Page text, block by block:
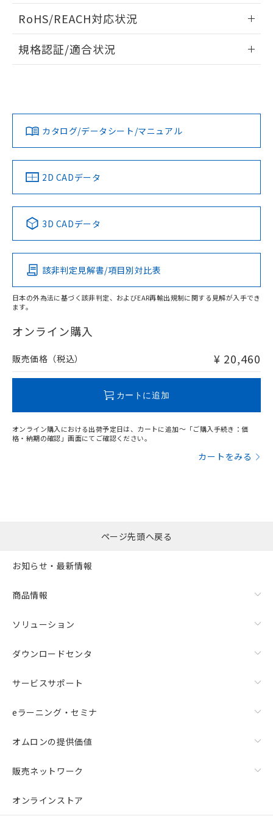
電気的耐久性曲線
ドすることができます。
ログイン/会員登録
ダウンロードデータをご利用いただく前に、以下を必ずお読
みください。
ソフトウェアの使用条件
RoHS/REACH対応状況
EU RoHS 注意事項・凡例
対応済み
中国 RoHS 注意事項・凡例
Pb Hg Cd Cr(VI)
O
在庫等で未対応品が混在する可能性があります。
問い合わせください。
規格認証/適合状況
LR型式承認
（イギリス
船舶規格）
DNV型式承認
（ノルウェー
BV型式承認
（フランス
KR型式
（韓国
No No No No
この製品の規格認証/適合状況ページへ
その他の認証はこちらのページからご検索ください
カタログ/データシート/マニュアル
2D CADデータ
3D CADデータ
該非判定見解書/項目別対比表
日本の外為法に基づく該非判定、およびEAR再輸出規制に関する見解が入手でき
ます。
オンライン購入
販売価格（税込） ¥ 20,460
カートに追加
オンライン購入における出荷予定日は、カートに追加～「ご購入手続き：価
格・納期の確認」画面にてご確認ください。
カートをみる
ページ先頭へ戻る
お知らせ・最新情報
商品情報
ソリューション
ダウンロードセンタ
サービスサポート
eラーニング・セミナ
オムロンの提供価値
販売ネットワーク
オンラインストア